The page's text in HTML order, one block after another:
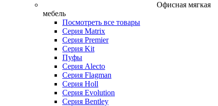
Офисная мягкая
мебель
Посмотреть все товары
Серия Matrix
Серия Premier
Серия Kit
Пуфы
Серия Alecto
Серия Flagman
Серия Holl
Серия Evolution
Серия Bentley